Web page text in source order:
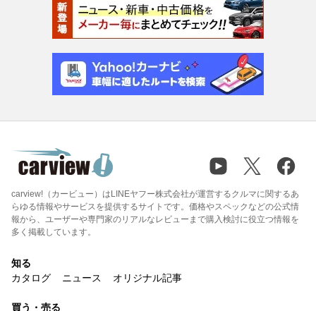
carview!（カービュー）はLINEヤフー株式会社が運営するクルマに関するあ
らゆる情報やサービスを提供するサイトです。価格やスペックなどの公式情
報から、ユーザーや専門家のリアルなレビューまで購入検討に役立つ情報を
多く掲載しています。
知る
カタログ
ニュース オリジナル記事
買う・売る